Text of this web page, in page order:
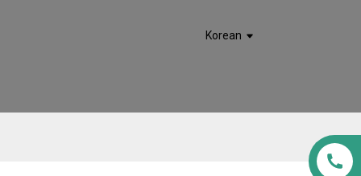
Korean